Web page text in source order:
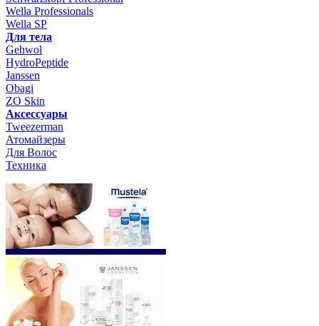
Wella Professionals
Wella SP
Для тела
Gehwol
HydroPeptide
Janssen
Obagi
ZO Skin
Aксессуары
Tweezerman
Атомайзеры
Для Волос
Техника